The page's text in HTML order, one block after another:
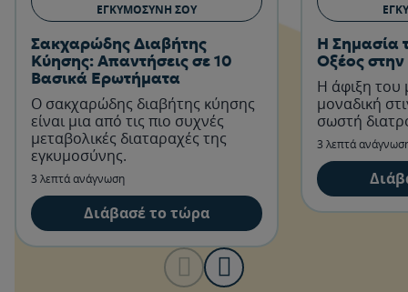
ΕΓΚΥΜΟΣΎΝΗ ΣΟΥ
Σακχαρώδης Διαβήτης
Κύησης: Απαντήσεις σε 10
Βασικά Ερωτήματα
Ο σακχαρώδης διαβήτης κύησης
είναι μια από τις πιο συχνές
μεταβολικές διαταραχές της
εγκυμοσύνης.
3 λεπτά ανάγνωση
Διάβασέ το τώρα
Η Σημασία
Οξέος
Η άφιξη του
μοναδική
σωστή
3 λεπτά